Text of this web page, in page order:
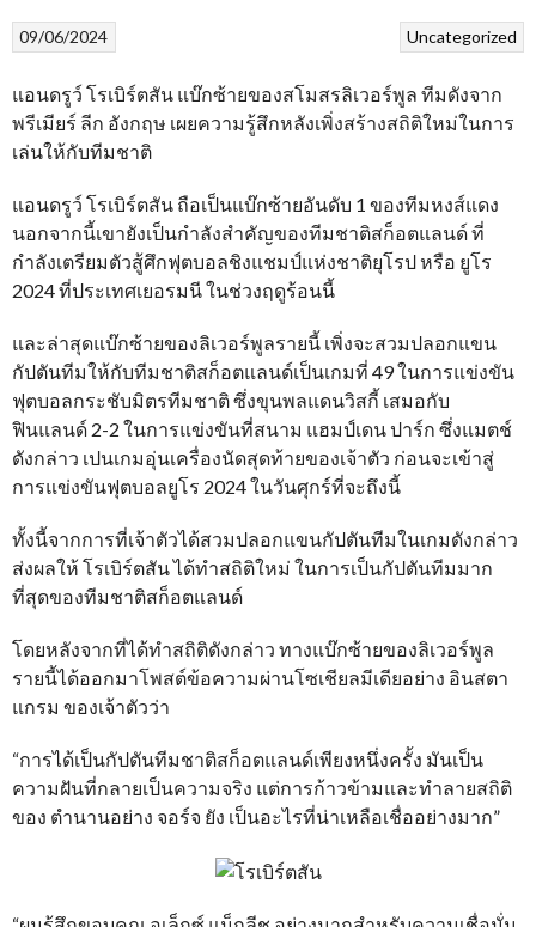
Uncategorized
09/06/2024
แอนดรูว์ โรเบิร์ตสัน แบ๊กซ้ายของสโมสรลิเวอร์พูล ทีมดังจาก
พรีเมียร์ ลีก อังกฤษ เผยความรู้สึกหลังเพิ่งสร้างสถิติใหม่ในการ
เล่นให้กับทีมชาติ
แอนดรูว์ โรเบิร์ตสัน ถือเป็นแบ๊กซ้ายอันดับ 1 ของทีมหงส์แดง
นอกจากนี้เขายังเป็นกำลังสำคัญของทีมชาติสก็อตแลนด์ ที่
กำลังเตรียมตัวสู้ศึกฟุตบอลชิงแชมป์แห่งชาติยุโรป หรือ ยูโร
2024 ที่ประเทศเยอรมนี ในช่วงฤดูร้อนนี้
และล่าสุดแบ๊กซ้ายของลิเวอร์พูลรายนี้ เพิ่งจะสวมปลอกแขน
กัปตันทีมให้กับทีมชาติสก็อตแลนด์เป็นเกมที่ 49 ในการแข่งขัน
ฟุตบอลกระชับมิตรทีมชาติ ซึ่งขุนพลแดนวิสกี้ เสมอกับ
ฟินแลนด์ 2-2 ในการแข่งขันที่สนาม แฮมป์เดน ปาร์ก ซึ่งแมตช์
ดังกล่าว เปนเกมอุ่นเครื่องนัดสุดท้ายของเจ้าตัว ก่อนจะเข้าสู่
การแข่งขันฟุตบอลยูโร 2024 ในวันศุกร์ที่จะถึงนี้
ทั้งนี้จากการที่เจ้าตัวได้สวมปลอกแขนกัปตันทีมในเกมดังกล่าว
ส่งผลให้ โรเบิร์ตสัน ได้ทำสถิติใหม่ ในการเป็นกัปตันทีมมาก
ที่สุดของทีมชาติสก็อตแลนด์
โดยหลังจากที่ได้ทำสถิติดังกล่าว ทางแบ๊กซ้ายของลิเวอร์พูล
รายนี้ได้ออกมาโพสต์ข้อความผ่านโซเชียลมีเดียอย่าง อินสตา
แกรม ของเจ้าตัวว่า
“การได้เป็นกัปตันทีมชาติสก็อตแลนด์เพียงหนึ่งครั้ง มันเป็น
ความฝันที่กลายเป็นความจริง แต่การก้าวข้ามและทำลายสถิติ
ของ ตำนานอย่าง จอร์จ ยัง เป็นอะไรที่น่าเหลือเชื่ออย่างมาก”